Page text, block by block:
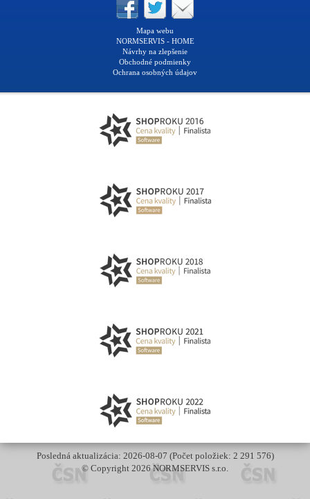
Mapa webu
NORMSERVIS - HOME
Návrhy na zlepšenie
Obchodné podmienky
Ochrana osobných údajov
Posledná aktualizácia: 2026-08-07 (Počet položiek: 2 291 576)
© Copyright 2026 NORMSERVIS s.r.o.